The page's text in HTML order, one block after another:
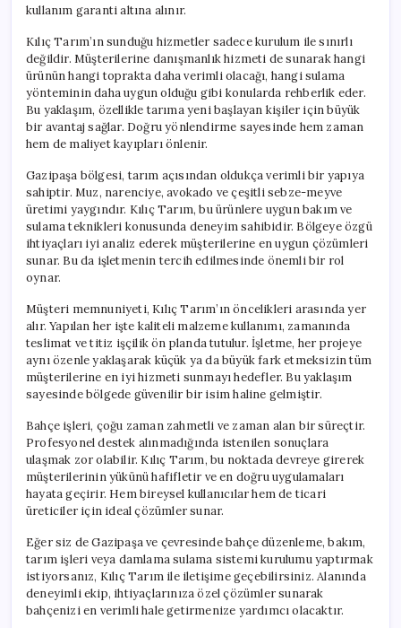
kullanım garanti altına alınır.
Kılıç Tarım’ın sunduğu hizmetler sadece kurulum ile sınırlı
değildir. Müşterilerine danışmanlık hizmeti de sunarak hangi
ürünün hangi toprakta daha verimli olacağı, hangi sulama
yönteminin daha uygun olduğu gibi konularda rehberlik eder.
Bu yaklaşım, özellikle tarıma yeni başlayan kişiler için büyük
bir avantaj sağlar. Doğru yönlendirme sayesinde hem zaman
hem de maliyet kayıpları önlenir.
Gazipaşa bölgesi, tarım açısından oldukça verimli bir yapıya
sahiptir. Muz, narenciye, avokado ve çeşitli sebze-meyve
üretimi yaygındır. Kılıç Tarım, bu ürünlere uygun bakım ve
sulama teknikleri konusunda deneyim sahibidir. Bölgeye özgü
ihtiyaçları iyi analiz ederek müşterilerine en uygun çözümleri
sunar. Bu da işletmenin tercih edilmesinde önemli bir rol
oynar.
Müşteri memnuniyeti, Kılıç Tarım’ın öncelikleri arasında yer
alır. Yapılan her işte kaliteli malzeme kullanımı, zamanında
teslimat ve titiz işçilik ön planda tutulur. İşletme, her projeye
aynı özenle yaklaşarak küçük ya da büyük fark etmeksizin tüm
müşterilerine en iyi hizmeti sunmayı hedefler. Bu yaklaşım
sayesinde bölgede güvenilir bir isim haline gelmiştir.
Bahçe işleri, çoğu zaman zahmetli ve zaman alan bir süreçtir.
Profesyonel destek alınmadığında istenilen sonuçlara
ulaşmak zor olabilir. Kılıç Tarım, bu noktada devreye girerek
müşterilerinin yükünü hafifletir ve en doğru uygulamaları
hayata geçirir. Hem bireysel kullanıcılar hem de ticari
üreticiler için ideal çözümler sunar.
Eğer siz de Gazipaşa ve çevresinde bahçe düzenleme, bakım,
tarım işleri veya damlama sulama sistemi kurulumu yaptırmak
istiyorsanız, Kılıç Tarım ile iletişime geçebilirsiniz. Alanında
deneyimli ekip, ihtiyaçlarınıza özel çözümler sunarak
bahçenizi en verimli hale getirmenize yardımcı olacaktır.